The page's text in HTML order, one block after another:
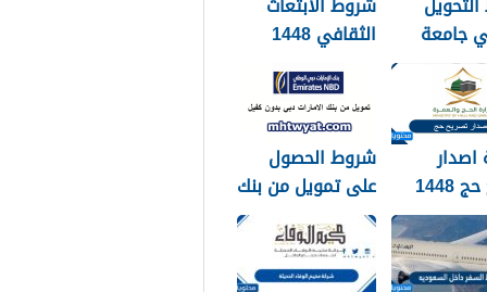
جامعة
الرحمن
الثقافي 1448
تصريح حج 1448
بالتفصيل
شروط الحصول
على تمويل من بنك
الامارات دبي بدون
كفيل 1448